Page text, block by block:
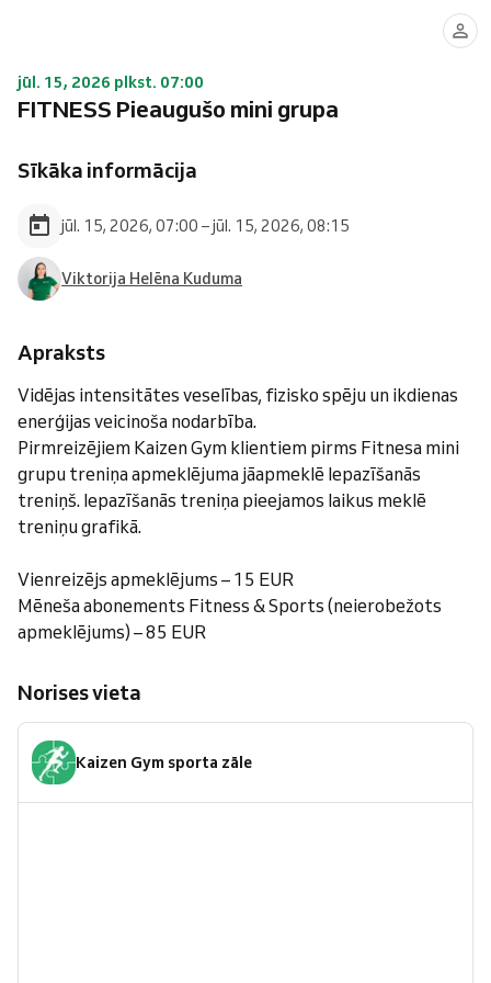
jūl. 15, 2026 plkst. 07:00
FITNESS Pieaugušo mini grupa
Sīkāka informācija
jūl. 15, 2026, 07:00 – jūl. 15, 2026, 08:15
Viktorija Helēna Kuduma
Apraksts
Vidējas intensitātes veselības, fizisko spēju un ikdienas
enerģijas veicinoša nodarbība.
Pirmreizējiem Kaizen Gym klientiem pirms Fitnesa mini
grupu treniņa apmeklējuma jāapmeklē Iepazīšanās
treniņš. Iepazīšanās treniņa pieejamos laikus meklē
treniņu grafikā.
Vienreizējs apmeklējums – 15 EUR
Mēneša abonements Fitness & Sports (neierobežots
apmeklējums) – 85 EUR
Norises vieta
Kaizen Gym sporta zāle